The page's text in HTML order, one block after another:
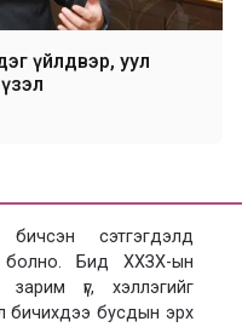
үйлдвэр, уул
сэтгэгдэлд
болно. Бид ХХЗХ-ын
үг, хэллэгийг
бичихдээ бусдын эрх